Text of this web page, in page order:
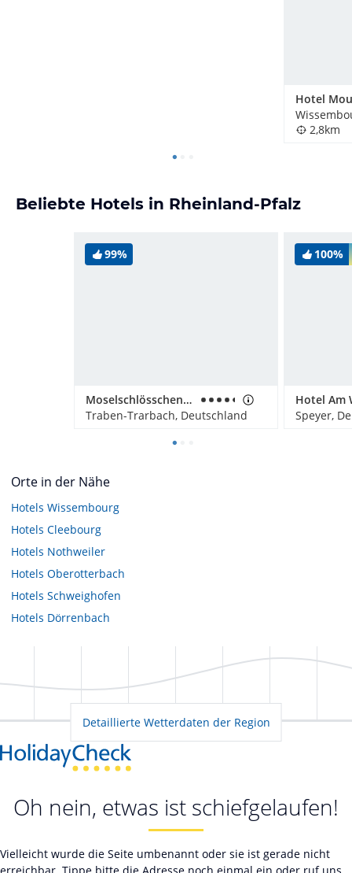
2,8km
Beliebte Hotels in Rheinland-Pfalz
99%
Moselschlösschen Spa & Resort
Traben-Trarbach, Deutschland
100%
Hotel Am
Speyer,
Orte in der Nähe
Hotels Wissembourg
Hotels Cleebourg
Hotels Nothweiler
Hotels Oberotterbach
Hotels Schweighofen
Hotels Dörrenbach
Detaillierte Wetterdaten der Region
Oh nein, etwas ist schiefgelaufen!
Vielleicht wurde die Seite umbenannt oder sie ist gerade nicht